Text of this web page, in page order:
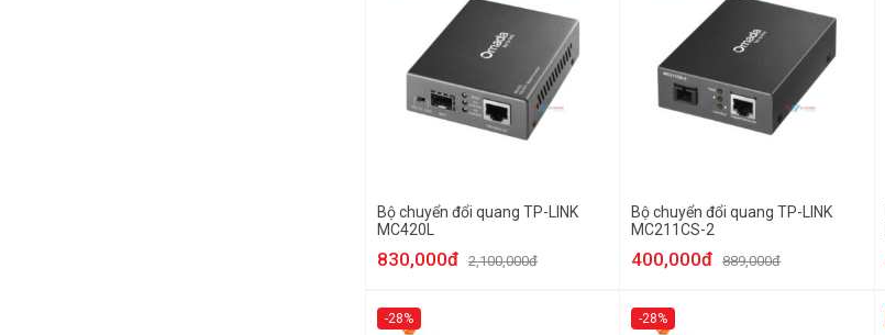
Bộ chuyển đổi quang TP-LINK
MC420L
830,000đ 2,100,000đ
Bộ chuyển đổi quang TP-LINK
MC211CS-2
400,000đ 889,000đ
-28% -28%